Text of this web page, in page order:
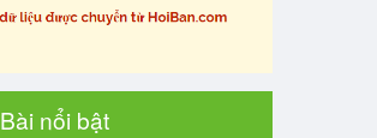
Bài nổi bật